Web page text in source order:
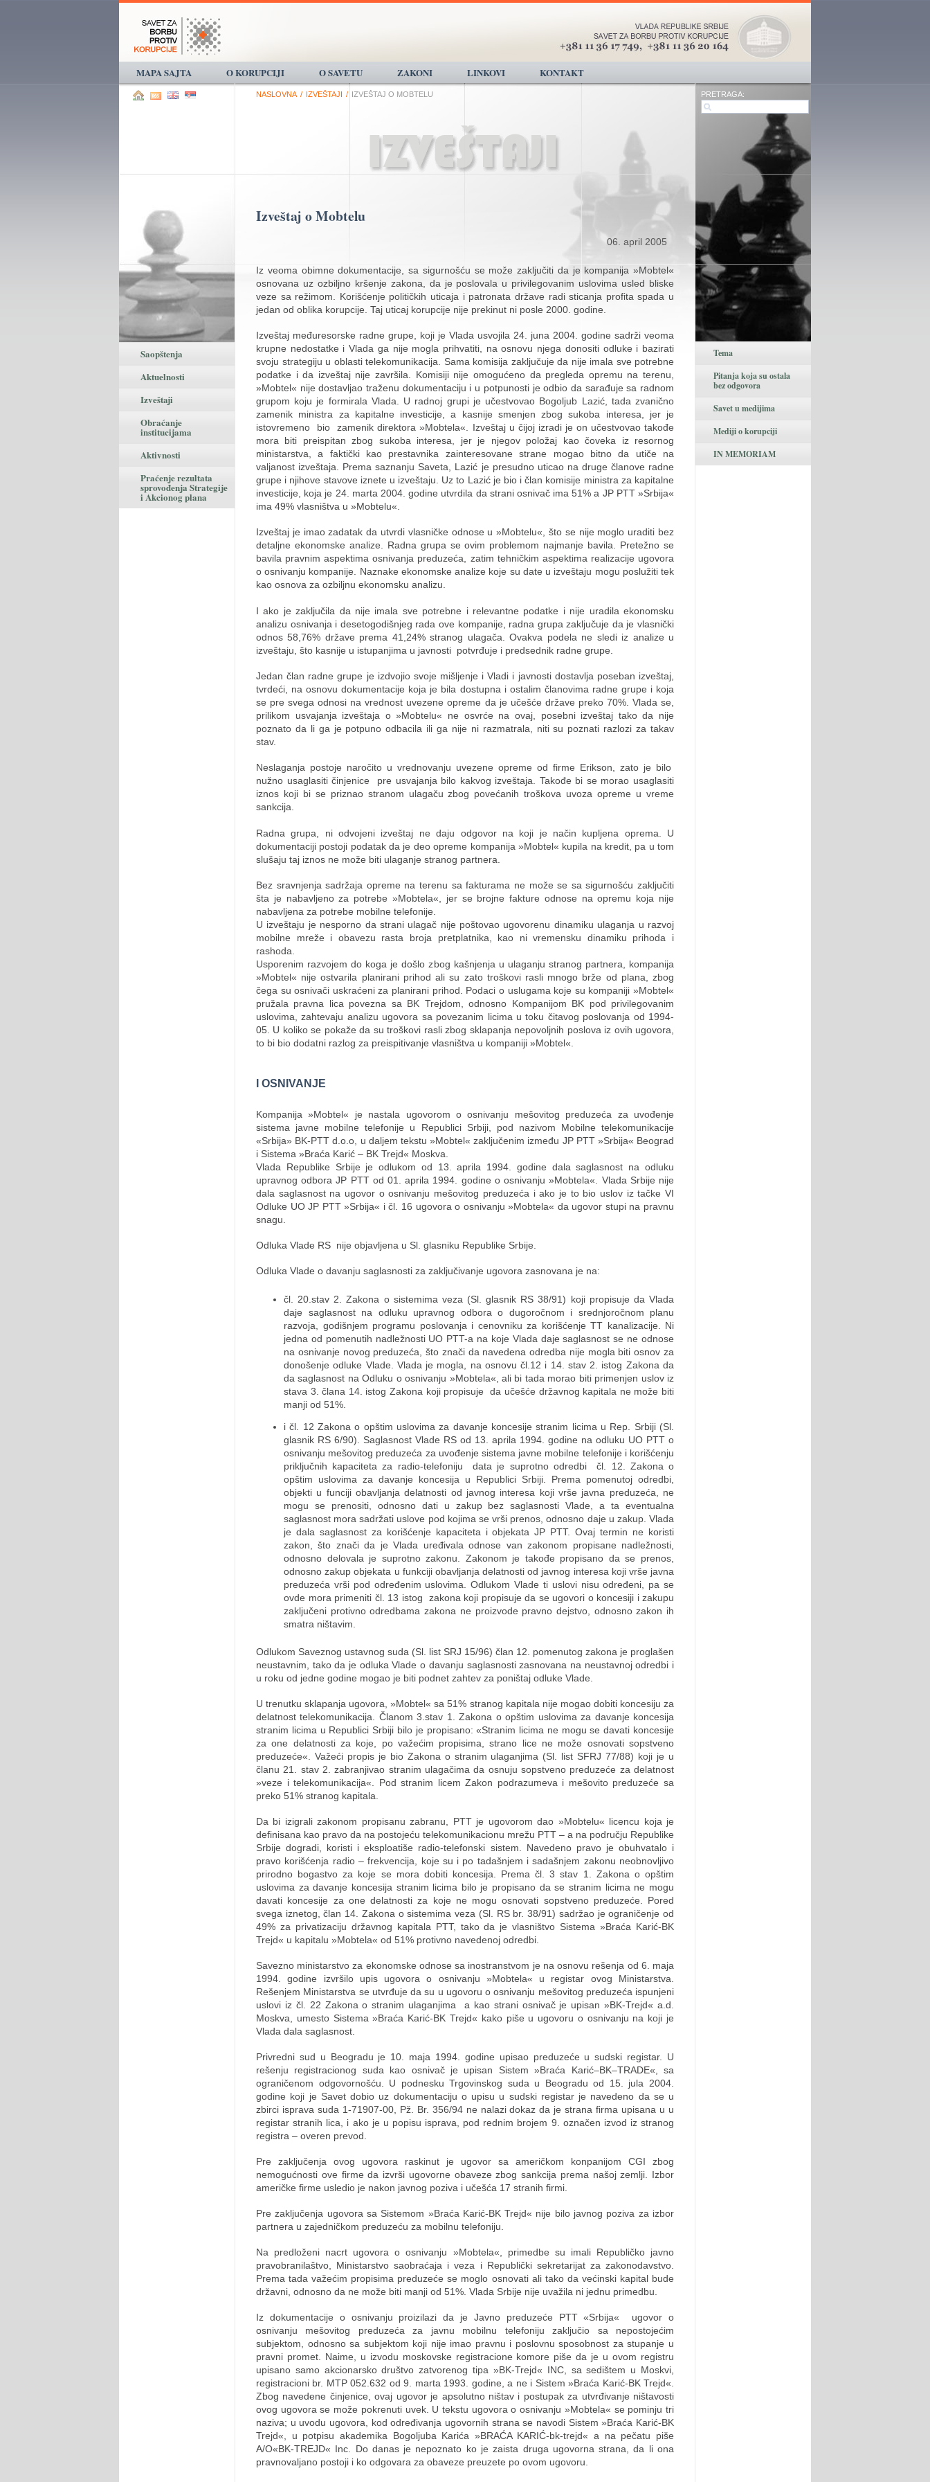
MAPA SAJTA O KORUPCIJI O SAVETU ZAKONI LINKOVI KONTAKT
Saopštenja
Aktuelnosti
Izveštaji
Obraćanje
institucijama
Aktivnosti
Praćenje rezultata
sprovođenja Strategije
i Akcionog plana
NASLOVNA / IZVEŠTAJI / IZVEŠTAJ O MOBTELU
Izveštaj o Mobtelu
06. april 2005
Iz veoma obimne dokumentacije, sa sigurnošću se može zaključiti da je kompanija »Mobtel«
osnovana uz ozbiljno kršenje zakona, da je poslovala u privilegovanim uslovima usled bliske
veze sa režimom. Korišćenje političkih uticaja i patronata države radi sticanja profita spada u
jedan od oblika korupcije. Taj uticaj korupcije nije prekinut ni posle 2000. godine.
Izveštaj međuresorske radne grupe, koji je Vlada usvojila 24. juna 2004. godine sadrži veoma
krupne nedostatke i Vlada ga nije mogla prihvatiti, na osnovu njega donositi odluke i bazirati
svoju strategiju u oblasti telekomunikacija. Sama komisija zaključuje da nije imala sve potrebne
podatke i da izveštaj nije završila. Komisiji nije omogućeno da pregleda opremu na terenu,
»Mobtel« nije dostavljao traženu dokumentaciju i u potpunosti je odbio da sarađuje sa radnom
grupom koju je formirala Vlada. U radnoj grupi je učestvovao Bogoljub Lazić, tada zvanično
zamenik ministra za kapitalne investicije, a kasnije smenjen zbog sukoba interesa, jer je
istovremeno bio zamenik direktora »Mobtela«. Izveštaj u čijoj izradi je on učestvovao takođe
mora biti preispitan zbog sukoba interesa, jer je njegov položaj kao čoveka iz resornog
ministarstva, a faktički kao prestavnika zainteresovane strane mogao bitno da utiče na
valjanost izveštaja. Prema saznanju Saveta, Lazić je presudno uticao na druge članove radne
grupe i njihove stavove iznete u izveštaju. Uz to Lazić je bio i član komisije ministra za kapitalne
investicije, koja je 24. marta 2004. godine utvrdila da strani osnivač ima 51% a JP PTT »Srbija«
ima 49% vlasništva u »Mobtelu«.
Izveštaj je imao zadatak da utvrdi vlasničke odnose u »Mobtelu«, što se nije moglo uraditi bez
detaljne ekonomske analize. Radna grupa se ovim problemom najmanje bavila. Pretežno se
bavila pravnim aspektima osnivanja preduzeća, zatim tehničkim aspektima realizacije ugovora
o osnivanju kompanije. Naznake ekonomske analize koje su date u izveštaju mogu poslužiti tek
kao osnova za ozbiljnu ekonomsku analizu.
I ako je zaključila da nije imala sve potrebne i relevantne podatke i nije uradila ekonomsku
analizu osnivanja i desetogodišnjeg rada ove kompanije, radna grupa zaključuje da je vlasnički
odnos 58,76% države prema 41,24% stranog ulagača. Ovakva podela ne sledi iz analize u
izveštaju, što kasnije u istupanjima u javnosti potvrđuje i predsednik radne grupe.
Jedan član radne grupe je izdvojio svoje mišljenje i Vladi i javnosti dostavlja poseban izveštaj,
tvrdeći, na osnovu dokumentacije koja je bila dostupna i ostalim članovima radne grupe i koja
se pre svega odnosi na vrednost uvezene opreme da je učešće države preko 70%. Vlada se,
prilikom usvajanja izveštaja o »Mobtelu« ne osvrće na ovaj, posebni izveštaj tako da nije
poznato da li ga je potpuno odbacila ili ga nije ni razmatrala, niti su poznati razlozi za takav
stav.
Neslaganja postoje naročito u vrednovanju uvezene opreme od firme Erikson, zato je bilo
nužno usaglasiti činjenice pre usvajanja bilo kakvog izveštaja. Takođe bi se morao usaglasiti
iznos koji bi se priznao stranom ulagaču zbog povećanih troškova uvoza opreme u vreme
sankcija.
Radna grupa, ni odvojeni izveštaj ne daju odgovor na koji je način kupljena oprema. U
dokumentaciji postoji podatak da je deo opreme kompanija »Mobtel« kupila na kredit, pa u tom
slušaju taj iznos ne može biti ulaganje stranog partnera.
Bez sravnjenja sadržaja opreme na terenu sa fakturama ne može se sa sigurnošću zaključiti
šta je nabavljeno za potrebe »Mobtela«, jer se brojne fakture odnose na opremu koja nije
nabavljena za potrebe mobilne telefonije.
U izveštaju je nesporno da strani ulagač nije poštovao ugovorenu dinamiku ulaganja u razvoj
mobilne mreže i obavezu rasta broja pretplatnika, kao ni vremensku dinamiku prihoda i
rashoda.
Usporenim razvojem do koga je došlo zbog kašnjenja u ulaganju stranog partnera, kompanija
»Mobtel« nije ostvarila planirani prihod ali su zato troškovi rasli mnogo brže od plana, zbog
čega su osnivači uskraćeni za planirani prihod. Podaci o uslugama koje su kompaniji »Mobtel«
pružala pravna lica povezna sa BK Trejdom, odnosno Kompanijom BK pod privilegovanim
uslovima, zahtevaju analizu ugovora sa povezanim licima u toku čitavog poslovanja od 1994-
05. U koliko se pokaže da su troškovi rasli zbog sklapanja nepovoljnih poslova iz ovih ugovora,
to bi bio dodatni razlog za preispitivanje vlasništva u kompaniji »Mobtel«.
I OSNIVANJE
Kompanija »Mobtel« je nastala ugovorom o osnivanju mešovitog preduzeća za uvođenje
sistema javne mobilne telefonije u Republici Srbiji, pod nazivom Mobilne telekomunikacije
«Srbija» BK-PTT d.o.o, u daljem tekstu »Mobtel« zaključenim između JP PTT »Srbija« Beograd
i Sistema »Braća Karić – BK Trejd« Moskva.
Vlada Republike Srbije je odlukom od 13. aprila 1994. godine dala saglasnost na odluku
upravnog odbora JP PTT od 01. aprila 1994. godine o osnivanju »Mobtela«. Vlada Srbije nije
dala saglasnost na ugovor o osnivanju mešovitog preduzeća i ako je to bio uslov iz tačke VI
Odluke UO JP PTT »Srbija« i čl. 16 ugovora o osnivanju »Mobtela« da ugovor stupi na pravnu
snagu.
Odluka Vlade RS nije objavljena u Sl. glasniku Republike Srbije.
Odluka Vlade o davanju saglasnosti za zaključivanje ugovora zasnovana je na:
čl. 20.stav 2. Zakona o sistemima veza (Sl. glasnik RS 38/91) koji propisuje da Vlada
daje saglasnost na odluku upravnog odbora o dugoročnom i srednjoročnom planu
razvoja, godišnjem programu poslovanja i cenovniku za korišćenje TT kanalizacije. Ni
jedna od pomenutih nadležnosti UO PTT-a na koje Vlada daje saglasnost se ne odnose
na osnivanje novog preduzeća, što znači da navedena odredba nije mogla biti osnov za
donošenje odluke Vlade. Vlada je mogla, na osnovu čl.12 i 14. stav 2. istog Zakona da
da saglasnost na Odluku o osnivanju »Mobtela«, ali bi tada morao biti primenjen uslov iz
stava 3. člana 14. istog Zakona koji propisuje da učešće državnog kapitala ne može biti
manji od 51%.
i čl. 12 Zakona o opštim uslovima za davanje koncesije stranim licima u Rep. Srbiji (Sl.
glasnik RS 6/90). Saglasnost Vlade RS od 13. aprila 1994. godine na odluku UO PTT o
osnivanju mešovitog preduzeća za uvođenje sistema javne mobilne telefonije i korišćenju
priključnih kapaciteta za radio-telefoniju data je suprotno odredbi čl. 12. Zakona o
opštim uslovima za davanje koncesija u Republici Srbiji. Prema pomenutoj odredbi,
objekti u funciji obavljanja delatnosti od javnog interesa koji vrše javna preduzeća, ne
mogu se prenositi, odnosno dati u zakup bez saglasnosti Vlade, a ta eventualna
saglasnost mora sadržati uslove pod kojima se vrši prenos, odnosno daje u zakup. Vlada
je dala saglasnost za korišćenje kapaciteta i objekata JP PTT. Ovaj termin ne koristi
zakon, što znači da je Vlada uređivala odnose van zakonom propisane nadležnosti,
odnosno delovala je suprotno zakonu. Zakonom je takođe propisano da se prenos,
odnosno zakup objekata u funkciji obavljanja delatnosti od javnog interesa koji vrše javna
preduzeća vrši pod određenim uslovima. Odlukom Vlade ti uslovi nisu određeni, pa se
ovde mora primeniti čl. 13 istog zakona koji propisuje da se ugovori o koncesiji i zakupu
zaključeni protivno odredbama zakona ne proizvode pravno dejstvo, odnosno zakon ih
smatra ništavim.
Odlukom Saveznog ustavnog suda (Sl. list SRJ 15/96) član 12. pomenutog zakona je proglašen
neustavnim, tako da je odluka Vlade o davanju saglasnosti zasnovana na neustavnoj odredbi i
u roku od jedne godine mogao je biti podnet zahtev za poništaj odluke Vlade.
U trenutku sklapanja ugovora, »Mobtel« sa 51% stranog kapitala nije mogao dobiti koncesiju za
delatnost telekomunikacija. Članom 3.stav 1. Zakona o opštim uslovima za davanje koncesija
stranim licima u Republici Srbiji bilo je propisano: «Stranim licima ne mogu se davati koncesije
za one delatnosti za koje, po važećim propisima, strano lice ne može osnovati sopstveno
preduzeće«. Važeći propis je bio Zakona o stranim ulaganjima (Sl. list SFRJ 77/88) koji je u
članu 21. stav 2. zabranjivao stranim ulagačima da osnuju sopstveno preduzeće za delatnost
»veze i telekomunikacija«. Pod stranim licem Zakon podrazumeva i mešovito preduzeće sa
preko 51% stranog kapitala.
Da bi izigrali zakonom propisanu zabranu, PTT je ugovorom dao »Mobtelu« licencu koja je
definisana kao pravo da na postojeću telekomunikacionu mrežu PTT – a na području Republike
Srbije dogradi, koristi i eksploatiše radio-telefonski sistem. Navedeno pravo je obuhvatalo i
pravo korišćenja radio – frekvencija, koje su i po tadašnjem i sadašnjem zakonu neobnovljivo
prirodno bogastvo za koje se mora dobiti koncesija. Prema čl. 3 stav 1. Zakona o opštim
uslovima za davanje koncesija stranim licima bilo je propisano da se stranim licima ne mogu
davati koncesije za one delatnosti za koje ne mogu osnovati sopstveno preduzeće. Pored
svega iznetog, član 14. Zakona o sistemima veza (Sl. RS br. 38/91) sadržao je ograničenje od
49% za privatizaciju državnog kapitala PTT, tako da je vlasništvo Sistema »Braća Karić-BK
Trejd« u kapitalu »Mobtela« od 51% protivno navedenoj odredbi.
Savezno ministarstvo za ekonomske odnose sa inostranstvom je na osnovu rešenja od 6. maja
1994. godine izvršilo upis ugovora o osnivanju »Mobtela« u registar ovog Ministarstva.
Rešenjem Ministarstva se utvrđuje da su u ugovoru o osnivanju mešovitog preduzeća ispunjeni
uslovi iz čl. 22 Zakona o stranim ulaganjima a kao strani osnivač je upisan »BK-Trejd« a.d.
Moskva, umesto Sistema »Braća Karić-BK Trejd« kako piše u ugovoru o osnivanju na koji je
Vlada dala saglasnost.
Privredni sud u Beogradu je 10. maja 1994. godine upisao preduzeće u sudski registar. U
rešenju registracionog suda kao osnivač je upisan Sistem »Braća Karić–BK–TRADE«, sa
ograničenom odgovornošću. U podnesku Trgovinskog suda u Beogradu od 15. jula 2004.
godine koji je Savet dobio uz dokumentaciju o upisu u sudski registar je navedeno da se u
zbirci isprava suda 1-71907-00, Pž. Br. 356/94 ne nalazi dokaz da je strana firma upisana u u
registar stranih lica, i ako je u popisu isprava, pod rednim brojem 9. označen izvod iz stranog
registra – overen prevod.
Pre zaključenja ovog ugovora raskinut je ugovor sa američkom konpanijom CGI zbog
nemogućnosti ove firme da izvrši ugovorne obaveze zbog sankcija prema našoj zemlji. Izbor
američke firme usledio je nakon javnog poziva i učešća 17 stranih firmi.
Pre zaključenja ugovora sa Sistemom »Braća Karić-BK Trejd« nije bilo javnog poziva za izbor
partnera u zajedničkom preduzeću za mobilnu telefoniju.
Na predloženi nacrt ugovora o osnivanju »Mobtela«, primedbe su imali Republičko javno
pravobranilaštvo, Ministarstvo saobraćaja i veza i Republički sekretarijat za zakonodavstvo.
Prema tada važećim propisima preduzeće se moglo osnovati ali tako da većinski kapital bude
državni, odnosno da ne može biti manji od 51%. Vlada Srbije nije uvažila ni jednu primedbu.
Iz dokumentacije o osnivanju proizilazi da je Javno preduzeće PTT «Srbija« ugovor o
osnivanju mešovitog preduzeća za javnu mobilnu telefoniju zaključio sa nepostojećim
subjektom, odnosno sa subjektom koji nije imao pravnu i poslovnu sposobnost za stupanje u
pravni promet. Naime, u izvodu moskovske registracione komore piše da je u ovom registru
upisano samo akcionarsko društvo zatvorenog tipa »BK-Trejd« INC, sa sedištem u Moskvi,
registracioni br. MTP 052.632 od 9. marta 1993. godine, a ne i Sistem »Braća Karić-BK Trejd«.
Zbog navedene činjenice, ovaj ugovor je apsolutno ništav i postupak za utvrđivanje ništavosti
ovog ugovora se može pokrenuti uvek. U tekstu ugovora o osnivanju »Mobtela« se pominju tri
naziva; u uvodu ugovora, kod određivanja ugovornih strana se navodi Sistem »Braća Karić-BK
Trejd«, u potpisu akademika Bogoljuba Karića »BRAĆA KARIĆ-bk-trejd« a na pečatu piše
A/O«BK-TREJD« Inc. Do danas je nepoznato ko je zaista druga ugovorna strana, da li ona
pravnovaljano postoji i ko odgovara za obaveze preuzete po ovom ugovoru.
PRETRAGA:
Tema
Pitanja koja su ostala
bez odgovora
Savet u medijima
Mediji o korupciji
IN MEMORIAM